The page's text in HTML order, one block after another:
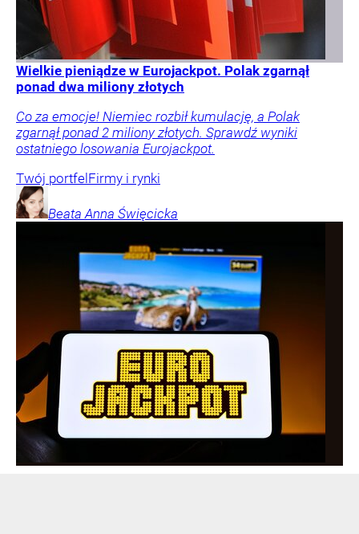
Wielkie pieniądze w Eurojackpot. Polak zgarnął
ponad dwa miliony złotych
Co za emocje! Niemiec rozbił kumulację, a Polak
zgarnął ponad 2 miliony złotych. Sprawdź wyniki
ostatniego losowania Eurojackpot.
Twój portfel Firmy i rynki
Beata Anna Święcicka